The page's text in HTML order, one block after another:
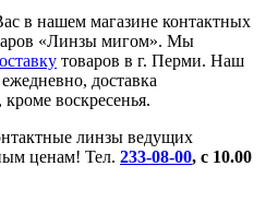
в нашем магазине контактных
«Линзы мигом». Мы
товаров в г. Перми. Наш
доставка
воскресенья.
линзы ведущих
ценам! Тел. 233-08-00, с 10.00